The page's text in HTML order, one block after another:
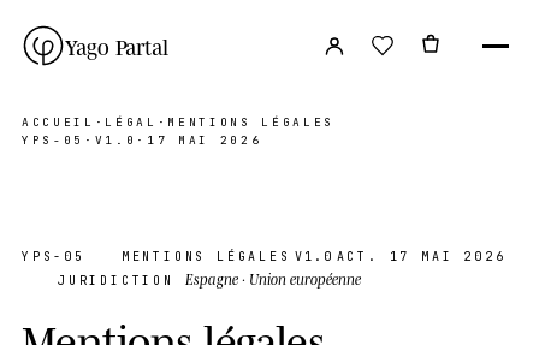
Yago Partal
ACCUEIL · LÉGAL · MENTIONS LÉGALES
YPS-05 · V1.0 · 17 MAI 2026
YPS-05 MENTIONS LÉGALES V1.0 ACT. 17 MAI 2026
JURIDICTION
Espagne · Union européenne